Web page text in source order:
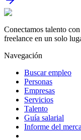
Conectamos talento
freelance en un solo
Navegación
Buscar empleo
Personas
Empresas
Servicios
Talento
Guía salarial
Informe del